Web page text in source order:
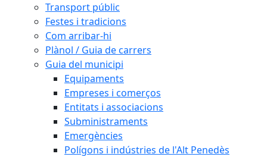
Transport públic
Festes i tradicions
Com arribar-hi
Plànol / Guia de carrers
Guia del municipi
Equipaments
Empreses i comerços
Entitats i associacions
Subministraments
Emergències
Polígons i indústries de l'Alt Penedès